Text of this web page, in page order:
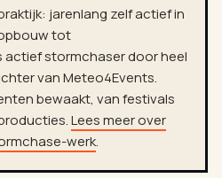
jarenlang zelf actief in
tot
actief stormchaser door heel
van Meteo4Events.
bewaakt, van festivals
Lees meer over
werk.